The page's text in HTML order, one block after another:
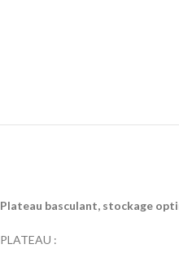
Plateau basculant, stockage
PLATEAU :